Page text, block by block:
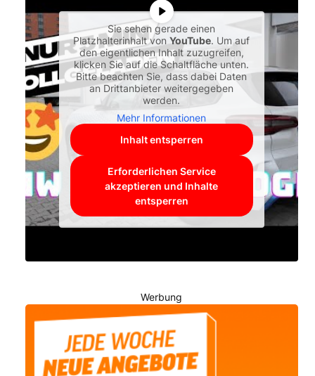
Sie sehen gerade einen
Platzhalterinhalt vonYouTube. Um auf
den eigentlichen Inhalt zuzugreifen,
klicken Sie auf die Schaltfläche unten.
Bitte beachten Sie, dass dabei Daten
an Drittanbieter weitergegeben
werden.
Mehr Informationen
Inhalt entsperren
Erforderlichen Service
akzeptieren und Inhalte
entsperren
Werbung